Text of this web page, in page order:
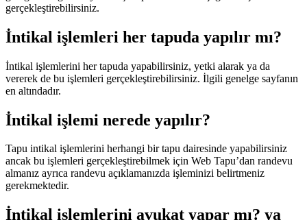
gerçekleştirebilirsiniz.
İntikal işlemleri her tapuda yapılır mı?
İntikal işlemlerini her tapuda yapabilirsiniz, yetki alarak ya da
vererek de bu işlemleri gerçekleştirebilirsiniz. İlgili genelge sayfanın
en altındadır.
İntikal işlemi nerede yapılır?
Tapu intikal işlemlerini herhangi bir tapu dairesinde yapabilirsiniz
ancak bu işlemleri gerçekleştirebilmek için Web Tapu’dan randevu
almanız ayrıca randevu açıklamanızda işleminizi belirtmeniz
gerekmektedir.
İntikal işlemlerini avukat yapar mı? ya